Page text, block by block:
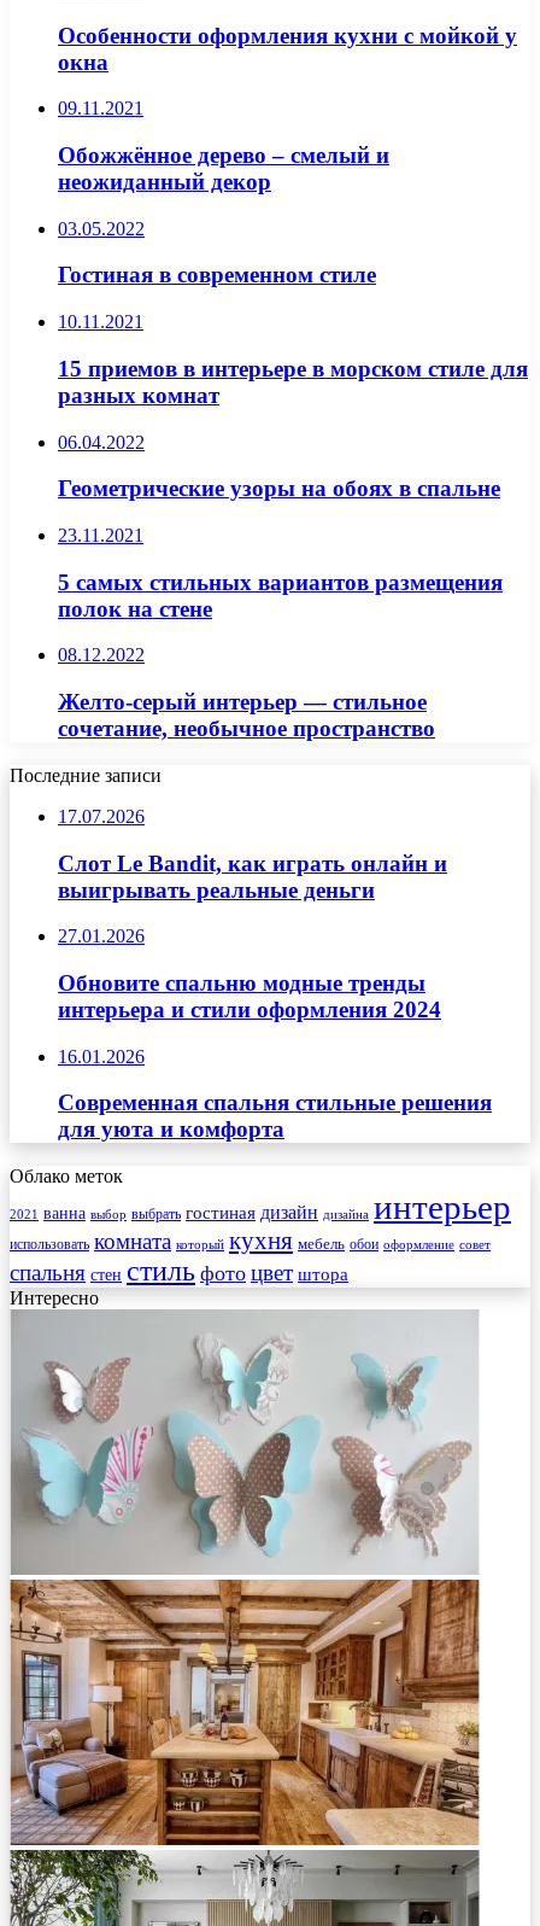
Особенности оформления кухни с мойкой у
окна
09.11.2021
Обожжённое дерево – смелый и
неожиданный декор
03.05.2022
Гостиная в современном стиле
10.11.2021
15 приемов в интерьере в морском стиле для
разных комнат
06.04.2022
Геометрические узоры на обоях в спальне
23.11.2021
5 самых стильных вариантов размещения
полок на стене
08.12.2022
Желто-серый интерьер — стильное
сочетание, необычное пространство
Последние записи
17.07.2026
Слот Le Bandit, как играть онлайн и
выигрывать реальные деньги
27.01.2026
Обновите спальню модные тренды
интерьера и стили оформления 2024
16.01.2026
Современная спальня стильные решения
для уюта и комфорта
Облако меток
2021 ванна выбор выбрать гостиная дизайн дизайна интерьер
использовать комната который кухня мебель обои оформление совет
спальня стен стиль фото цвет штора
Интересно